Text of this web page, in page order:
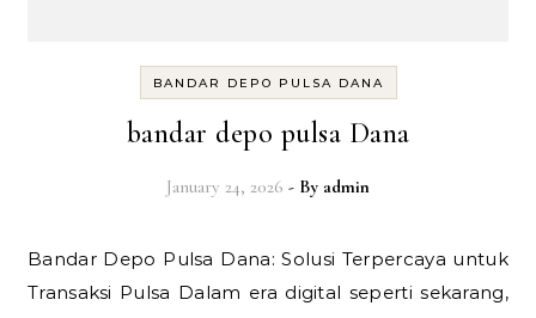
BANDAR DEPO PULSA DANA
bandar depo pulsa Dana
January 24, 2026 - By admin
Bandar Depo Pulsa Dana: Solusi Terpercaya untuk
Transaksi Pulsa Dalam era digital seperti sekarang,